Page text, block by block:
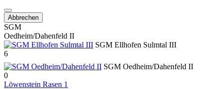
Abbrechen
SGM
Oedheim/Dahenfeld II
SGM Ellhofen Sulmtal III
6
SGM Oedheim/Dahenfeld II
0
Löwenstein Rasen 1